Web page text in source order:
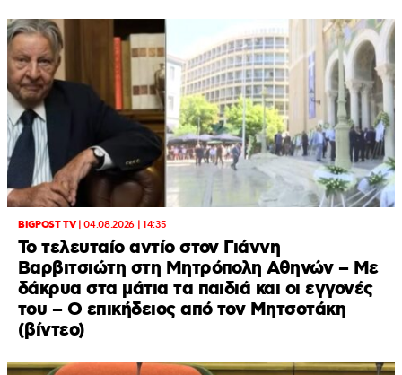
BIGPOST TV|04.08.2026 | 14:35
Το τελευταίο αντίο στον Γιάννη
Βαρβιτσιώτη στη Μητρόπολη Αθηνών – Με
δάκρυα στα μάτια τα παιδιά και οι εγγονές
του – Ο επικήδειος από τον Μητσοτάκη
(βίντεο)